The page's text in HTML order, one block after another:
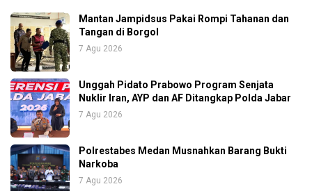
Mantan Jampidsus Pakai Rompi Tahanan dan
Tangan di Borgol
7 Agu 2026
Unggah Pidato Prabowo Program Senjata
Nuklir Iran, AYP dan AF Ditangkap Polda Jabar
7 Agu 2026
Polrestabes Medan Musnahkan Barang Bukti
Narkoba
7 Agu 2026